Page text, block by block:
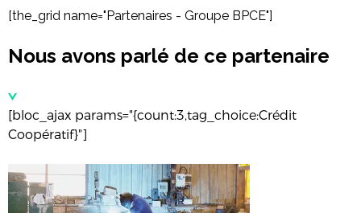
[the_grid name="Partenaires - Groupe BPCE"]
Nous avons parlé de ce partenaire
[bloc_ajax params="{count:3,tag_choice:Crédit
Coopératif}"]